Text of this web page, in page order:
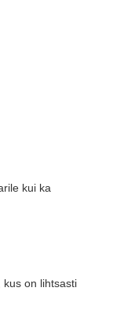
kui ka
kus on lihtsasti